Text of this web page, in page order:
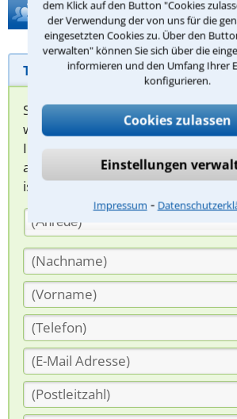
dem Klick auf den Button "Cookies
der Verwendung der von uns für die
eingesetzten Cookies zu. Über den
verwalten" können Sie sich über die
informieren und den Umfang Ihrer
konfigurieren.
Cookies zulassen
Einstellungen
Impressum ⁃
Hilfe bei Ihrer
Telefonhilfe
Sie können hier Ihren Fall
werden sich spezialisierte
Ihnen melden, um das weitere
abzuklären. Die Rückmeldung
ist für Sie kostenlos.
(Anrede)